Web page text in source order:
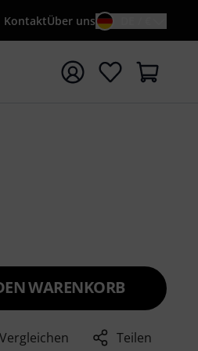
KontaktÜber uns
starten
WARENKORB
Vergleichen Teilen